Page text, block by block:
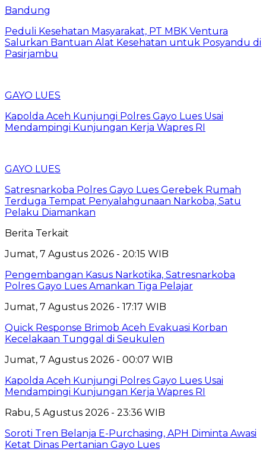
Bandung
Peduli Kesehatan Masyarakat, PT MBK Ventura
Salurkan Bantuan Alat Kesehatan untuk Posyandu di
Pasirjambu
GAYO LUES
Kapolda Aceh Kunjungi Polres Gayo Lues Usai
Mendampingi Kunjungan Kerja Wapres RI
GAYO LUES
Satresnarkoba Polres Gayo Lues Gerebek Rumah
Terduga Tempat Penyalahgunaan Narkoba, Satu
Pelaku Diamankan
Berita Terkait
Jumat, 7 Agustus 2026 - 20:15 WIB
Pengembangan Kasus Narkotika, Satresnarkoba
Polres Gayo Lues Amankan Tiga Pelajar
Jumat, 7 Agustus 2026 - 17:17 WIB
Quick Response Brimob Aceh Evakuasi Korban
Kecelakaan Tunggal di Seukulen
Jumat, 7 Agustus 2026 - 00:07 WIB
Kapolda Aceh Kunjungi Polres Gayo Lues Usai
Mendampingi Kunjungan Kerja Wapres RI
Rabu, 5 Agustus 2026 - 23:36 WIB
Soroti Tren Belanja E-Purchasing, APH Diminta Awasi
Ketat Dinas Pertanian Gayo Lues